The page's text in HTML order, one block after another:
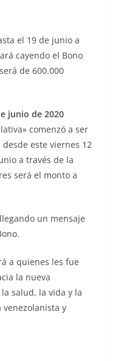
el 19 de junio a
cayendo el Bono
de 600.000
junio de 2020
comenzó a ser
este viernes 12
a través de la
será el monto a
un mensaje
a quienes les fue
la nueva
salud, la vida y la
venezolanista y